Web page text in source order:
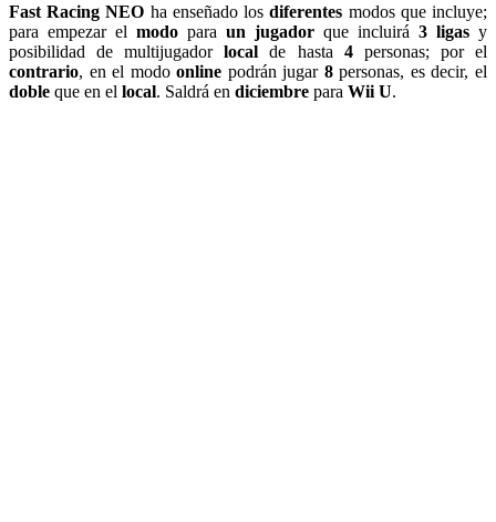
Fast Racing NEO ha enseñado losdiferentes modos que incluye;
para empezar el modo para un jugador que incluirá 3 ligas y
posibilidad de multijugadorlocal de hasta 4personas; por el
contrario, en el modoonline podrán jugar 8personas, es decir, el
doble que en el local. Saldrá en diciembre para Wii U.